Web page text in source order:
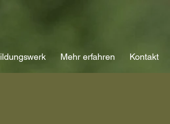
Mehr erfahren Kontakt